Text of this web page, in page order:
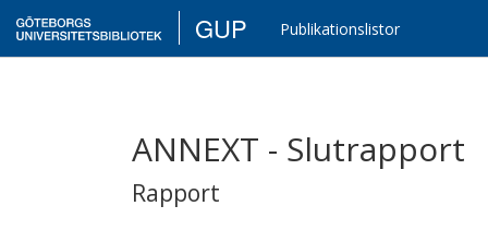
GUP Publikationslistor
ANNEXT - Slutrapport
Rapport